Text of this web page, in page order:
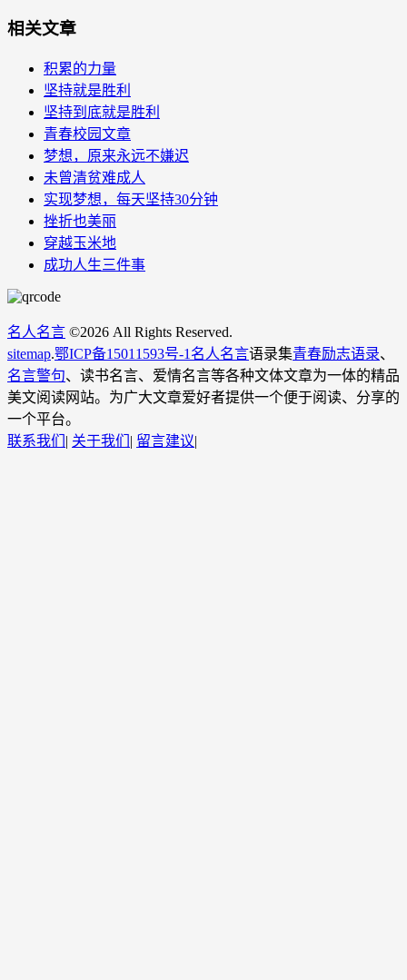
相关文章
积累的力量
坚持就是胜利
坚持到底就是胜利
青春校园文章
梦想，原来永远不嫌迟
未曾清贫难成人
实现梦想，每天坚持30分钟
挫折也美丽
穿越玉米地
成功人生三件事
名人名言 ©2026 All Rights Reserved.
sitemap.鄂ICP备15011593号-1 名人名言语录集青春励志语录、
名言警句、读书名言、爱情名言等各种文体文章为一体的精品
美文阅读网站。为广大文章爱好者提供一个便于阅读、分享的
一个平台。
联系我们 | 关于我们 | 留言建议|